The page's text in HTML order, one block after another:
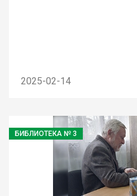
2025-02-14
БИБЛИОТЕКА № 3